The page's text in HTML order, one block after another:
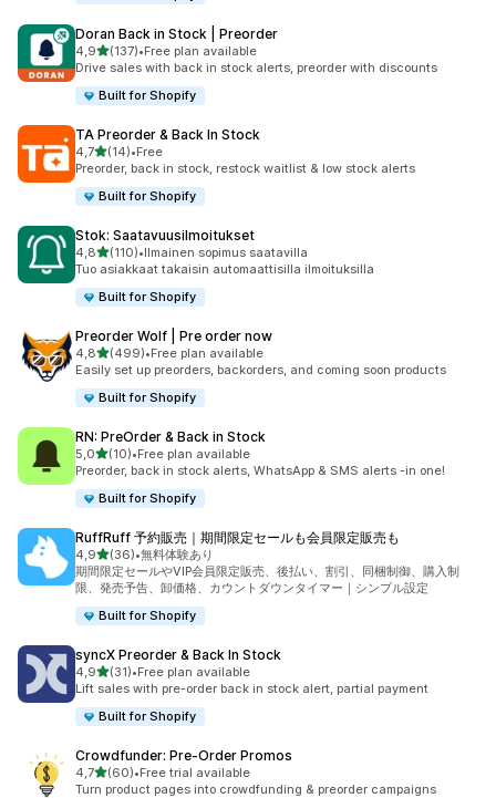
Doran Back in Stock | Preorder
4,9/ 5 tähteä
(137)
137 arvostelua yhteensä
•Free plan available
Drive sales with back in stock alerts, preorder with discounts
Built for Shopify
TA Preorder & Back In Stock
4,7/ 5 tähteä
(14)
14 arvostelua yhteensä
•Free
Preorder, back in stock, restock waitlist & low stock alerts
Built for Shopify
Stok: Saatavuusilmoitukset
4,8/ 5 tähteä
(110)
110 arvostelua yhteensä
•Ilmainen sopimus saatavilla
Tuo asiakkaat takaisin automaattisilla ilmoituksilla
Built for Shopify
Preorder Wolf | Pre order now
4,8/ 5 tähteä
(499)
499 arvostelua yhteensä
•Free plan available
Easily set up preorders, backorders, and coming soon products
Built for Shopify
RN: PreOrder & Back in Stock
5,0/ 5 tähteä
(10)
10 arvostelua yhteensä
•Free plan available
Preorder, back in stock alerts, WhatsApp & SMS alerts -in one!
Built for Shopify
RuffRuff 予約販売｜期間限定セールも会員限定販売も
4,9/ 5 tähteä
(36)
36 arvostelua yhteensä
•無料体験あり
期間限定セールやVIP会員限定販売、後払い、割引、同梱制御、購入制
限、発売予告、卸価格、カウントダウンタイマー｜シンプル設定
Built for Shopify
syncX Preorder & Back In Stock
4,9/ 5 tähteä
(31)
31 arvostelua yhteensä
•Free plan available
Lift sales with pre-order back in stock alert, partial payment
Built for Shopify
Crowdfunder: Pre‑Order Promos
4,7/ 5 tähteä
(60)
60 arvostelua yhteensä
•Free trial available
Turn product pages into crowdfunding & preorder campaigns